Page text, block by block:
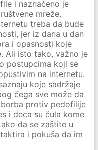
i naznačeno je
mreže.
treba da bude
jer iz dana u dan
i opasnosti koje
Ali isto tako, važno je
postupcima koji se
na internetu.
koje sadržaje
čega sve može da
protiv pedofilije
i deca su čula kome
da se zaštite u
i pokuša da im